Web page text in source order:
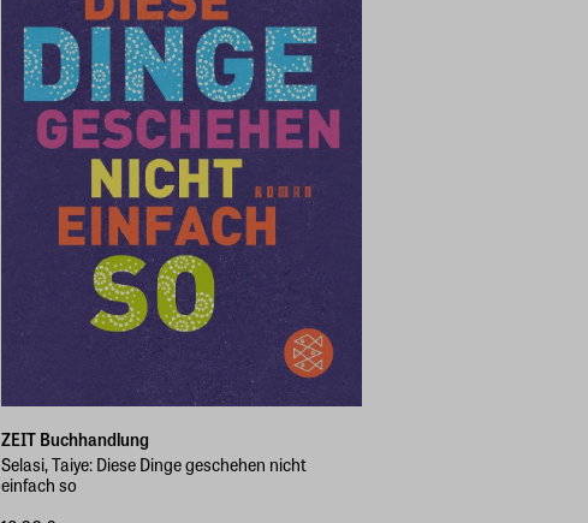
ZEIT Buchhandlung
Selasi, Taiye: Diese Dinge geschehen nicht
einfach so